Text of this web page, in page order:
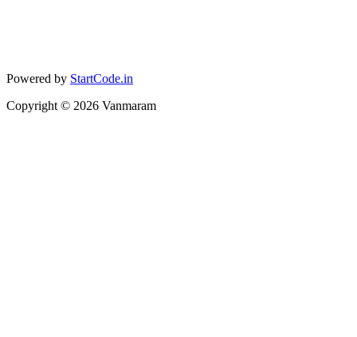
Powered by StartCode.in
Copyright © 2026 Vanmaram